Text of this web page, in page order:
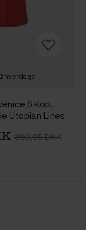
hverdage
6 Kop.
Utopian Lines
399,95 DKK